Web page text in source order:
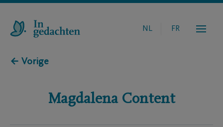
NL FR
← Vorige
Magdalena Content